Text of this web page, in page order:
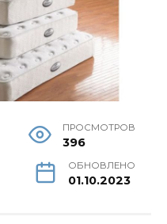
ПРОСМОТРОВ
396
ОБНОВЛЕНО
01.10.2023